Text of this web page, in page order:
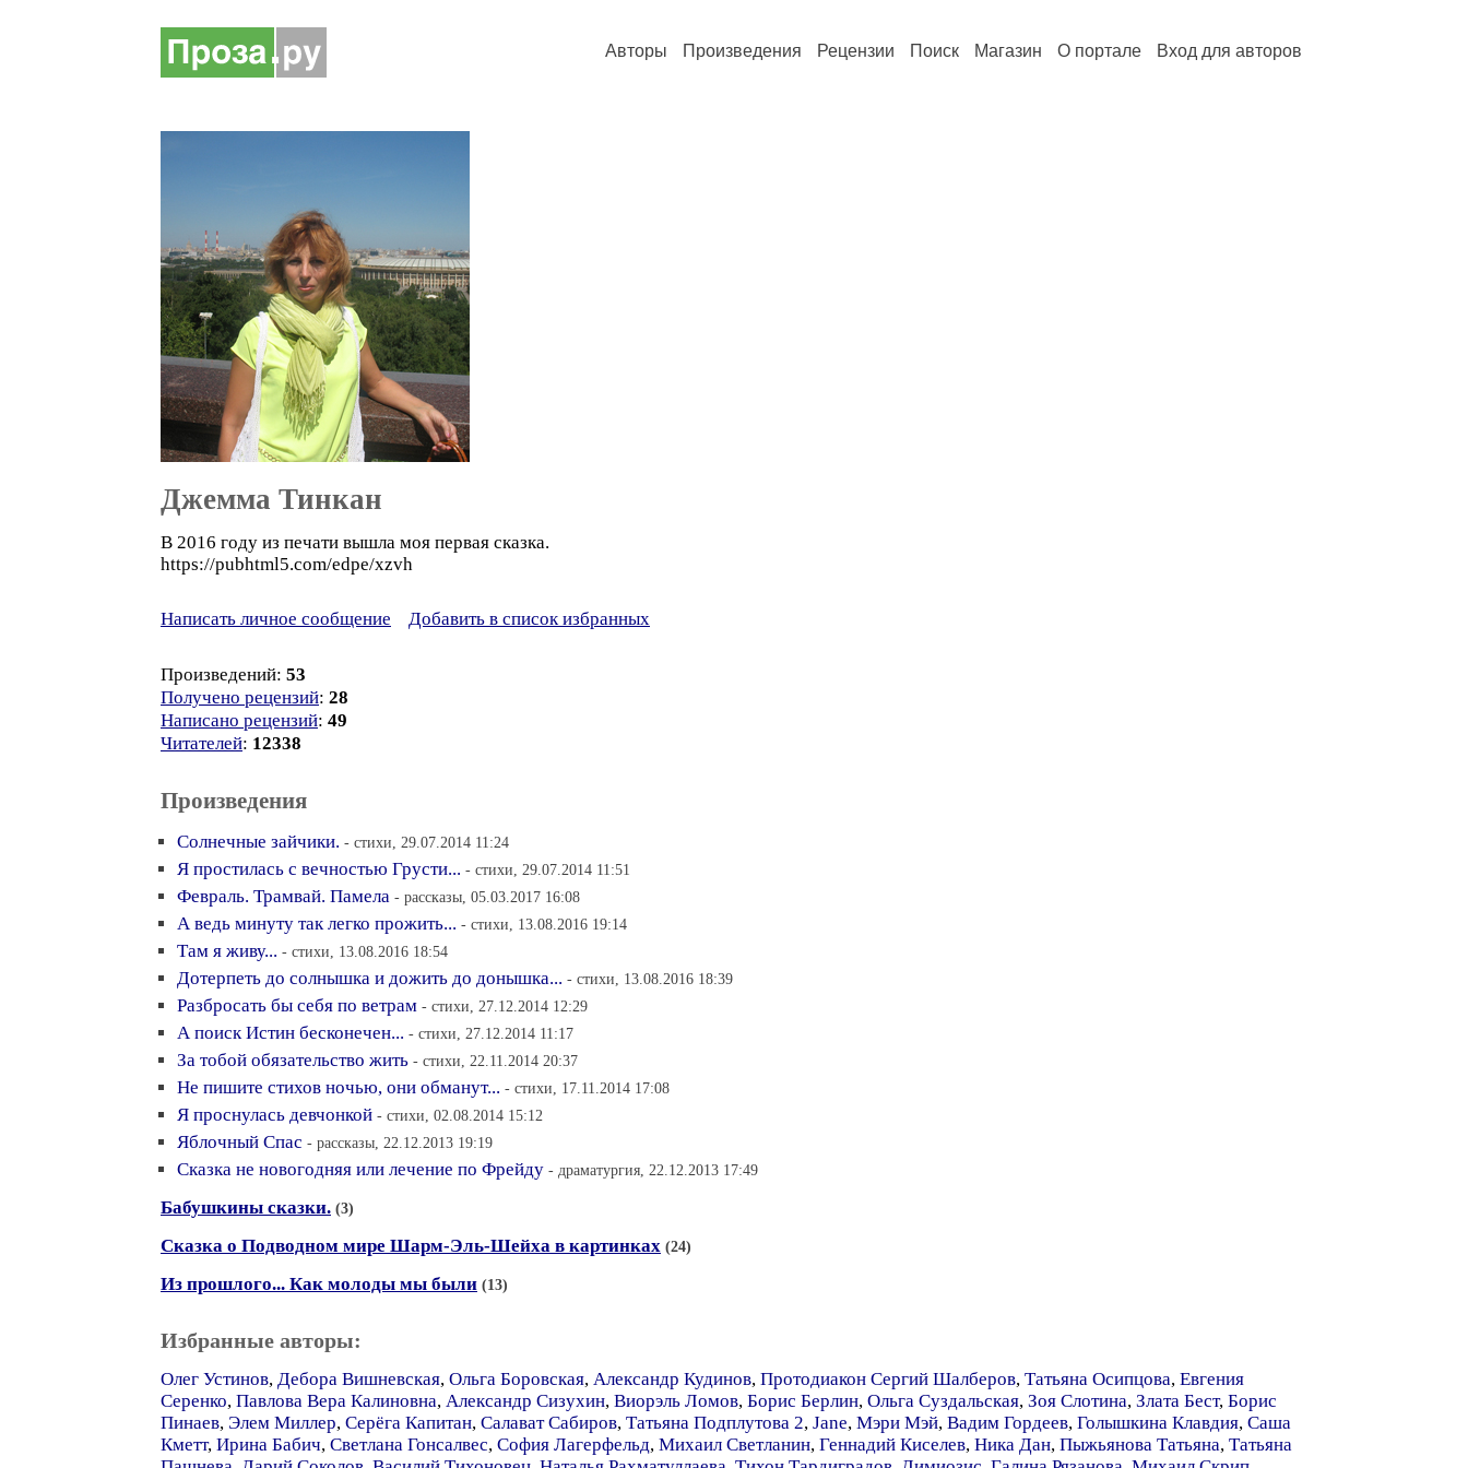
Авторы Произведения Рецензии Поиск Магазин О портале Вход для авторов
Джемма Тинкан
В 2016 году из печати вышла моя первая сказка.
https://pubhtml5.com/edpe/xzvh
Написать личное сообщение Добавить в список избранных
Произведений: 53
Получено рецензий: 28
Написано рецензий: 49
Читателей: 12338
Произведения
Солнечные зайчики. - стихи, 29.07.2014 11:24
Я простилась с вечностью Грусти... - стихи, 29.07.2014 11:51
Февраль. Трамвай. Памела - рассказы, 05.03.2017 16:08
А ведь минуту так легко прожить... - стихи, 13.08.2016 19:14
Там я живу... - стихи, 13.08.2016 18:54
Дотерпеть до солнышка и дожить до донышка... - стихи, 13.08.2016 18:39
Разбросать бы себя по ветрам - стихи, 27.12.2014 12:29
А поиск Истин бесконечен... - стихи, 27.12.2014 11:17
За тобой обязательство жить - стихи, 22.11.2014 20:37
Не пишите стихов ночью, они обманут... - стихи, 17.11.2014 17:08
Я проснулась девчонкой - стихи, 02.08.2014 15:12
Яблочный Спас - рассказы, 22.12.2013 19:19
Сказка не новогодняя или лечение по Фрейду - драматургия, 22.12.2013 17:49
Бабушкины сказки. (3)
Сказка о Подводном мире Шарм-Эль-Шейха в картинках (24)
Из прошлого... Как молоды мы были (13)
Избранные авторы:
Олег Устинов, Дебора Вишневская, Ольга Боровская, Александр Кудинов, Протодиакон Сергий Шалберов, Татьяна Осипцова, Евгения
Серенко, Павлова Вера Калиновна, Александр Сизухин, Виорэль Ломов, Борис Берлин, Ольга Суздальская, Зоя Слотина, Злата Бест, Борис
Пинаев, Элем Миллер, Серёга Капитан, Салават Сабиров, Татьяна Подплутова 2, Jane, Мэри Мэй, Вадим Гордеев, Голышкина Клавдия, Саша
Кметт, Ирина Бабич, Светлана Гонсалвес, София Лагерфельд, Михаил Светланин, Геннадий Киселев, Ника Дан, Пыжьянова Татьяна, Татьяна